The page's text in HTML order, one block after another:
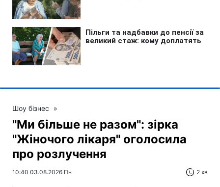
Шоу бізнес »
"Ми більше не разом": зірка
"Жіночого лікаря" оголосила
про розлучення
10:40 03.08.2026 Пн 2 хв